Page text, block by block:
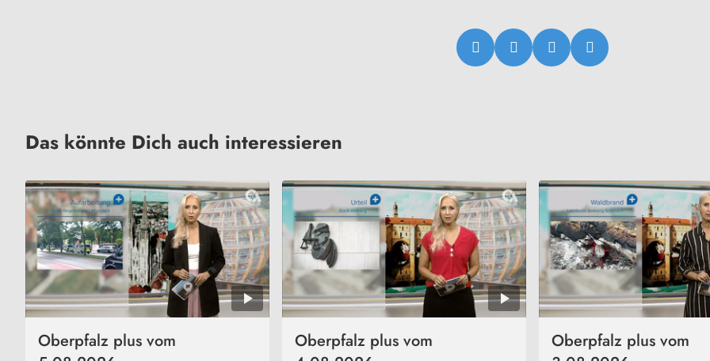
Das könnte Dich auch interessieren
Oberpfalz plus vom
Oberpfalz plus vom
Oberpfalz plus vom